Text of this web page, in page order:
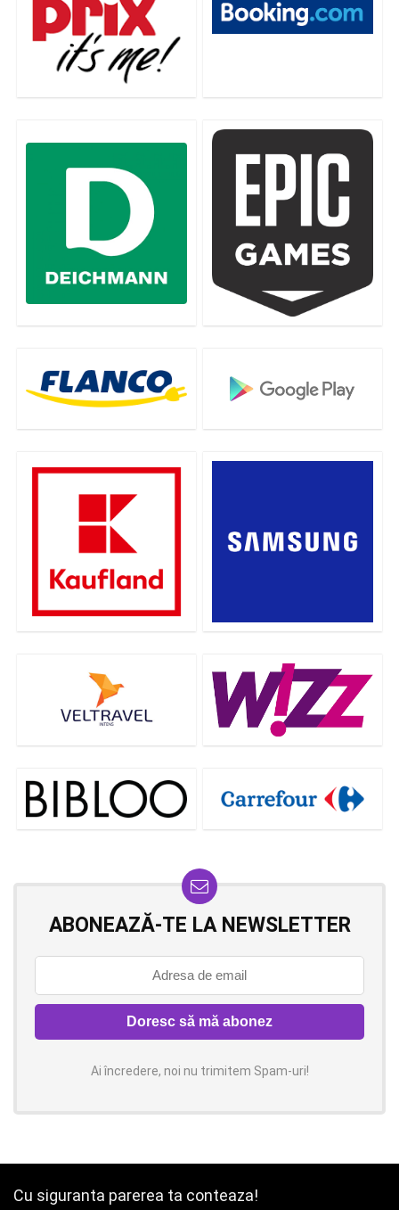
ABONEAZĂ-TE LA NEWSLETTER
Ai încredere, noi nu trimitem Spam-uri!
Cu siguranta parerea ta conteaza!